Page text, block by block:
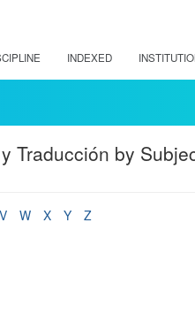
INDEXED
Traducción by
V W X Y
Z